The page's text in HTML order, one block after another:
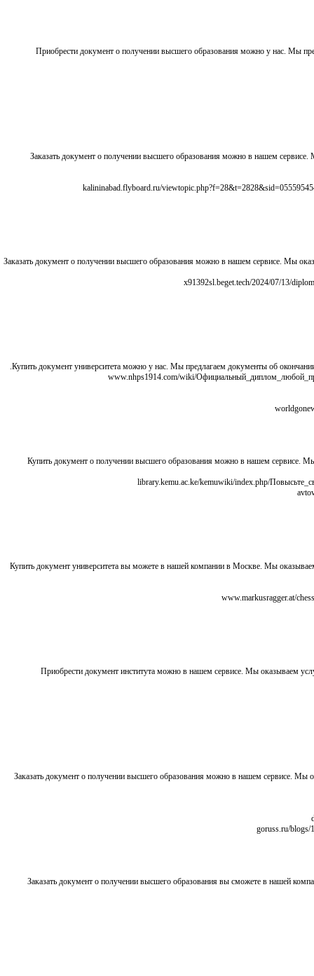
Приобрести документ о получении высшего образования можно у нас. Мы
Заказать документ о получении высшего образования можно в нашем
Заказать документ о получении высшего образования можно в нашем сервисе. Мы
Купить документ университета можно у нас. Мы предлагаем документы об
Купить документ о получении высшего образования можно в нашем сервисе.
Купить документ университета вы можете в нашей компании в Москве. Мы
Приобрести документ института можно в нашем сервисе. Мы оказываем
Заказать документ о получении высшего образования можно в нашем сервисе.
Заказать документ о получении высшего образования вы сможете в нашей